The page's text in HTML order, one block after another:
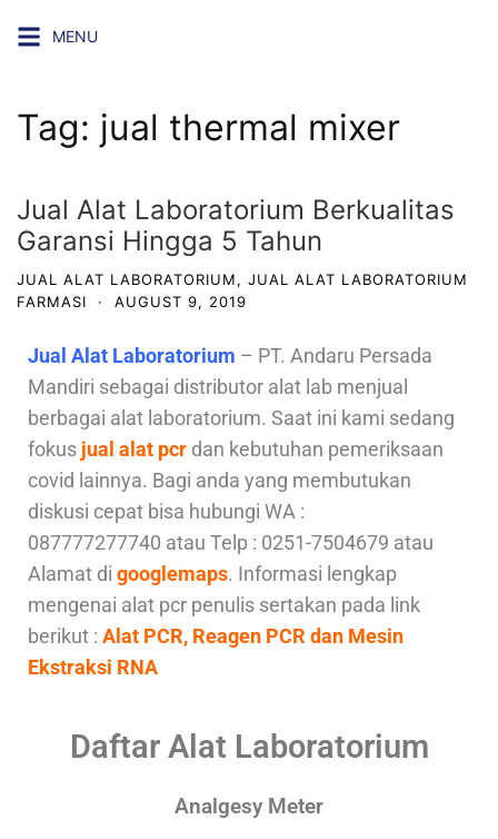
MENU
Tag: jual thermal mixer
Jual Alat Laboratorium Berkualitas
Garansi Hingga 5 Tahun
JUAL ALAT LABORATORIUM, JUAL ALAT LABORATORIUM
FARMASI
· AUGUST 9, 2019
Jual Alat Laboratorium – PT. Andaru Persada
Mandiri sebagai distributor alat lab menjual
berbagai alat laboratorium. Saat ini kami sedang
fokus jual alat pcr dan kebutuhan pemeriksaan
covid lainnya. Bagi anda yang membutukan
diskusi cepat bisa hubungi WA :
087777277740 atau Telp : 0251-7504679 atau
Alamat di googlemaps. Informasi lengkap
mengenai alat pcr penulis sertakan pada link
berikut : Alat PCR, Reagen PCR dan Mesin
Ekstraksi RNA
Daftar Alat Laboratorium
Analgesy Meter